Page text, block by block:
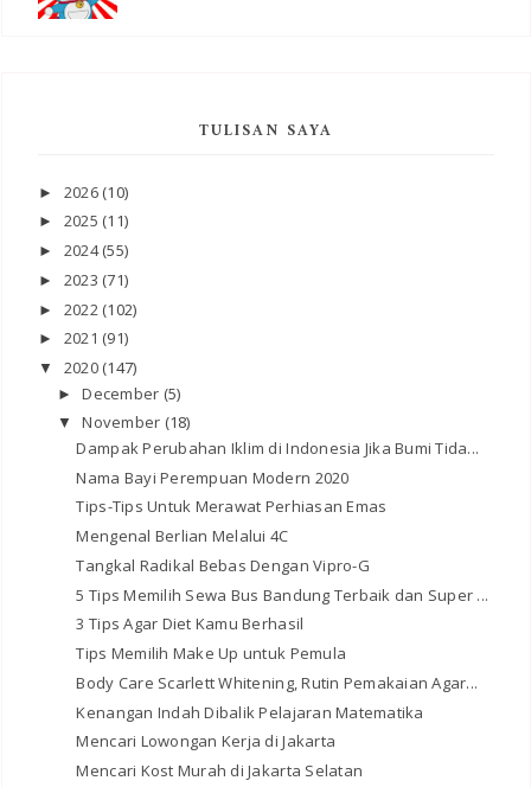
TULISAN SAYA
► 2026 (10)
► 2025 (11)
► 2024(55)
► 2023 (71)
► 2022 (102)
► 2021 (91)
▼ 2020 (147)
►December (5)
▼November (18)
Dampak Perubahan Iklim di Indonesia Jika Bumi Tida...
Nama Bayi Perempuan Modern 2020
Tips-Tips Untuk Merawat Perhiasan Emas
Mengenal Berlian Melalui 4C
Tangkal Radikal Bebas Dengan Vipro-G
5 Tips Memilih Sewa Bus Bandung Terbaik dan Super ...
3 Tips Agar Diet Kamu Berhasil
Tips Memilih Make Up untuk Pemula
Body Care Scarlett Whitening, Rutin Pemakaian Agar...
Kenangan Indah Dibalik Pelajaran Matematika
Mencari Lowongan Kerja di Jakarta
Mencari Kost Murah di Jakarta Selatan